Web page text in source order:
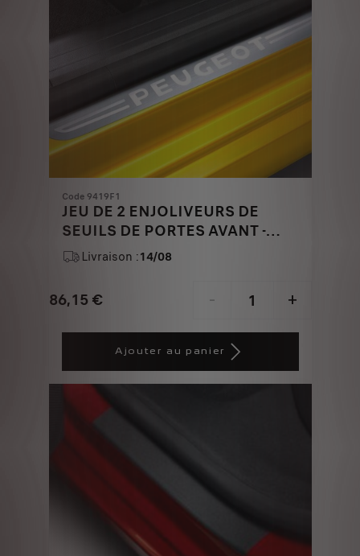
Code 9419F1
JEU DE 2 ENJOLIVEURS DE
SEUILS DE PORTES AVANT -
ASPECT INOX BROSSE
Livraison :14/08
86,15 €
Price
€
- +
Quantity
1
Ajouter au panier